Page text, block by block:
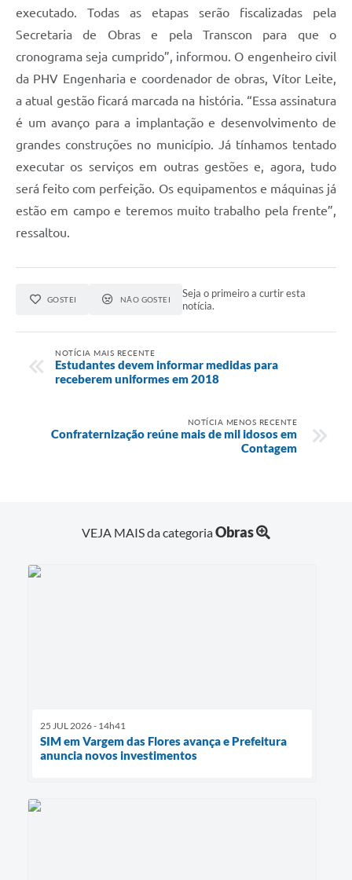
executado. Todas as etapas serão fiscalizadas pela
Secretaria de Obras e pela Transcon para que o
cronograma seja cumprido”, informou. O engenheiro civil
da PHV Engenharia e coordenador de obras, Vítor Leite,
a atual gestão ficará marcada na história. “Essa assinatura
é um avanço para a implantação e desenvolvimento de
grandes construções no município. Já tínhamos tentado
executar os serviços em outras gestões e, agora, tudo
será feito com perfeição. Os equipamentos e máquinas já
estão em campo e teremos muito trabalho pela frente”,
ressaltou.
GOSTEI NÃO GOSTEI
Seja o primeiro a curtir esta
notícia.
NOTÍCIA MAIS RECENTE
Estudantes devem informar medidas para
receberem uniformes em 2018
NOTÍCIA MENOS RECENTE
Confraternização reúne mais de mil idosos em
Contagem
VEJA MAIS da categoriaObras
25 JUL 2026 - 14h41
SIM em Vargem das Flores avança e Prefeitura
anuncia novos investimentos